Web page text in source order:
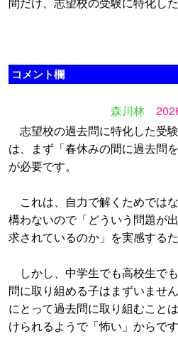
コメント欄
森川林
志望校の過去問に特化した受
は、まず「春休みの間に過去問
が必要です。
これは、自力で解くためでは
構わないので「どういう問題が
求されているのか」を実感するた
しかし、中学生でも高校生で
問に取り組める子はまずいませ
にとって過去問に取り組むこと
けられるようで「怖い」からです